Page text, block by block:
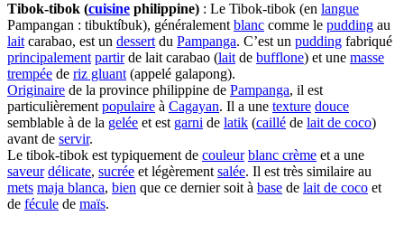
Tibok-tibok (cuisine philippine) : Le Tibok-tibok (en langue
Pampangan : tibuktíbuk), généralement blanc comme le pudding au
lait carabao, est un dessert du Pampanga. C’est un pudding fabriqué
principalement partirde lait carabao (lait de bufflone) et une masse
trempée de riz gluant (appelé galapong).
Originaire de la province philippine de Pampanga, il est
particulièrement populaire à Cagayan. Il a une texture douce
semblable à de la gelée et est garni de latik (caillé de lait de coco)
avant de servir.
Le tibok-tibok est typiquement de couleur blanc crème et a une
saveur délicate, sucrée et légèrement salée. Il est très similaire au
mets maja blanca, bien que ce dernier soit à base de lait de coco et
de fécule de maïs.